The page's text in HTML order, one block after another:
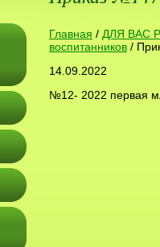
Главная / ДЛЯ ВАС
воспитанников /
14.09.2022
№12- 2022 первая